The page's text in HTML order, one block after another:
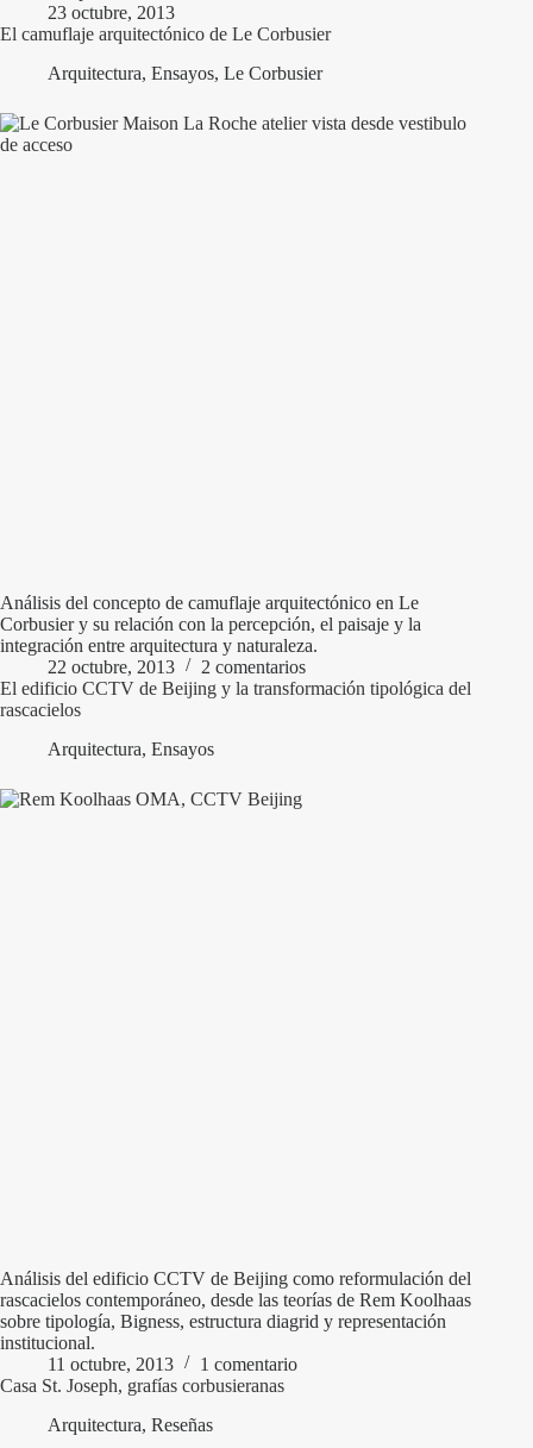
23 octubre, 2013
El camuflaje arquitectónico de Le Corbusier
Arquitectura, Ensayos, Le Corbusier
Análisis del concepto de camuflaje arquitectónico en Le
Corbusier y su relación con la percepción, el paisaje y la
integración entre arquitectura y naturaleza.
22 octubre, 2013
2 comentarios
El edificio CCTV de Beijing y la transformación tipológica del
rascacielos
Arquitectura, Ensayos
Análisis del edificio CCTV de Beijing como reformulación del
rascacielos contemporáneo, desde las teorías de Rem Koolhaas
sobre tipología, Bigness, estructura diagrid y representación
institucional.
11 octubre, 2013
1 comentario
Casa St. Joseph, grafías corbusieranas
Arquitectura, Reseñas